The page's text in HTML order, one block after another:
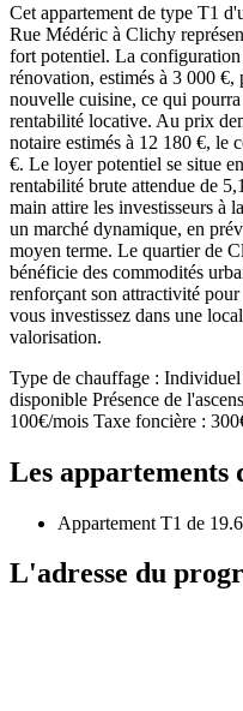
Cet appartement de type T1
Rue Médéric à Clichy
fort potentiel. La
rénovation, estimés à 3 000
nouvelle cuisine, ce qui
rentabilité locative. Au prix
notaire estimés à 12 180 €, le
€. Le loyer potentiel se situe
rentabilité brute attendue de
main attire les investisseurs à
un marché dynamique, en
moyen terme. Le quartier de
bénéficie des commodités
renforçant son attractivité
vous investissez dans une
valorisation.
Type de chauffage :
disponible Présence de
100€/mois Taxe foncière :
Les appartements
Appartement T1 de
L'adresse du